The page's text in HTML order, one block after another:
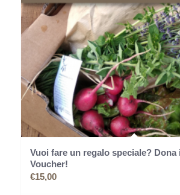
Vuoi fare un regalo speciale?
Voucher!
€15,00